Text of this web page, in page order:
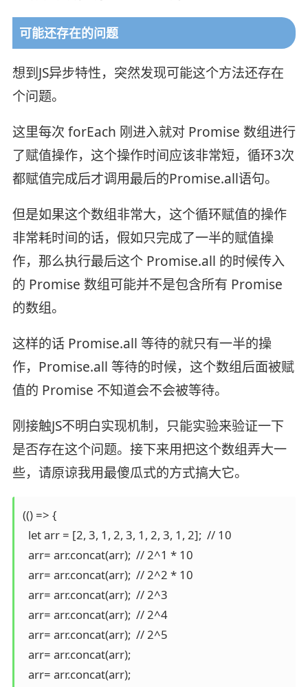
可能还存在的问题
想到JS异步特性，突然发现可能这个方法还存在
个问题。
这里每次 forEach 刚进入就对 Promise 数组进行
了赋值操作，这个操作时间应该非常短，循环3次
都赋值完成后才调用最后的Promise.all语句。
但是如果这个数组非常大，这个循环赋值的操作
非常耗时间的话，假如只完成了一半的赋值操
作，那么执行最后这个 Promise.all 的时候传入
的 Promise 数组可能并不是包含所有 Promise
的数组。
这样的话 Promise.all 等待的就只有一半的操
作，Promise.all 等待的时候，这个数组后面被赋
值的 Promise 不知道会不会被等待。
刚接触JS不明白实现机制，只能实验来验证一下
是否存在这个问题。接下来用把这个数组弄大一
些，请原谅我用最傻瓜式的方式搞大它。
(() => {
  let arr = [2, 3, 1, 2, 3, 1, 2, 3, 1, 2];  // 10
  arr= arr.concat(arr);  // 2^1 * 10
  arr= arr.concat(arr);  // 2^2 * 10
  arr= arr.concat(arr);  // 2^3
  arr= arr.concat(arr);  // 2^4
  arr= arr.concat(arr);  // 2^5
  arr= arr.concat(arr);
  arr= arr.concat(arr);